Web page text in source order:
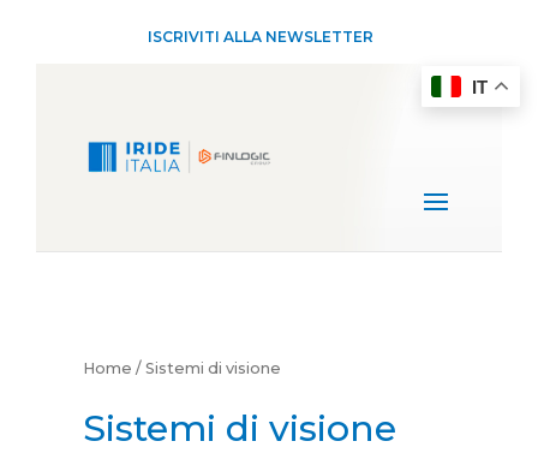
ISCRIVITI ALLA NEWSLETTER
Home / Sistemi di visione
Sistemi di visione
IT